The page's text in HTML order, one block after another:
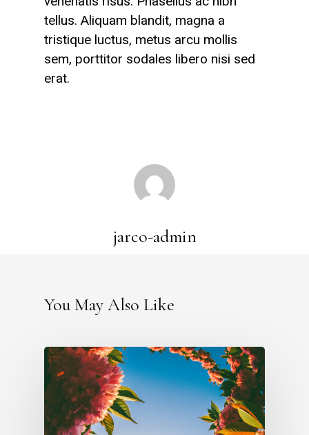
tellus. Aliquam blandit, magna a
tristique luctus, metus arcu mollis
sem, porttitor sodales libero nisi sed
erat.
jarco-admin
You May Also Like